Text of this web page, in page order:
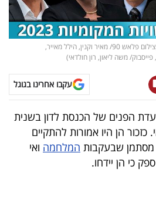
הבחירות לרשויות המקומיות 2023 (צילום פלאש 90/ מאיר וקנין, הילל מאייר,
משה ליאון, רון חולדאי)
עקבו אחרינו בגוגל
הפנים של הכנסת לדון בשנית
כזכור הן היו אמורות להתקיים
שבעקבות המלחמה ואי
כי הן יידחו.